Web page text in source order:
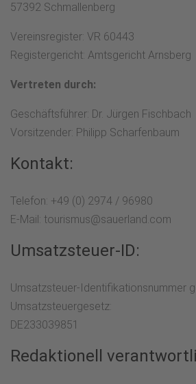
57392 Schmallenberg
Vereinsregister: VR 60443
Registergericht: Amtsgericht Arnsberg
Vertreten durch:
Geschäftsführer: Dr. Jürgen Fischbach
Vorsitzender: Philipp Scharfenbaum
Kontakt:
Telefon: +49 (0) 2974 / 96980
E-Mail: tourismus@sauerland.com
Umsatzsteuer-ID:
Umsatzsteuer-Identifikationsnummer
Umsatzsteuergesetz:
DE233039851
Redaktionell